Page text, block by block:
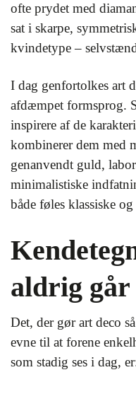
ofte prydet med
sat i skarpe,
kvindetype –
I dag genfortolkes art
afdæmpet formsprog.
inspirere af de
kombinerer dem med
genanvendt guld,
minimalistiske
både føles klassiske
aldrig går
Det, der gør art deco
evne til at forene
som stadig ses i dag,